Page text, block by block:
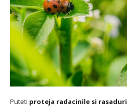
Puteti proteja radacinile si